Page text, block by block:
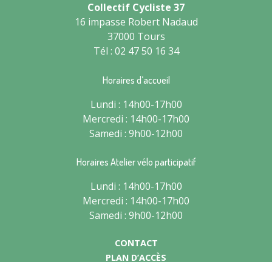
Collectif Cycliste 37
16 impasse Robert Nadaud
37000 Tours
Tél : 02 47 50 16 34
Horaires d’accueil
Lundi : 14h00-17h00
Mercredi : 14h00-17h00
Samedi : 9h00-12h00
Horaires Atelier vélo participatif
Lundi : 14h00-17h00
Mercredi : 14h00-17h00
Samedi : 9h00-12h00
CONTACT
PLAN D’ACCÈS